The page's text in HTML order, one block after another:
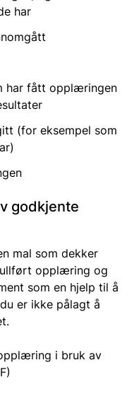
har
har fått opplæringen
(for eksempel som
godkjente
mal som dekker
opplæring og
som en hjelp til å
er ikke pålagt å
i bruk av